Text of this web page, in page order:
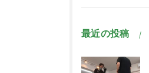
最近の投稿